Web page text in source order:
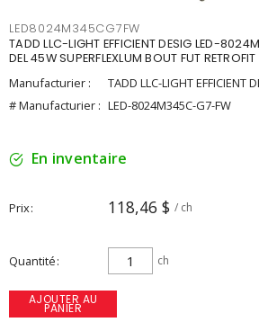
LED8024M345CG7FW
TADD LLC-LIGHT EFFICIENT DESIG LED-
DEL 45W SUPERFLEXLUM BOUT FUT RETROFIT
Manufacturier :
TADD LLC-LIGHT EFFICIENT
# Manufacturier : LED-8024M345C-G7-FW
En inventaire
Prix 118,46 $ / ch
Quantité ch
AJOUTER AU
PANIER